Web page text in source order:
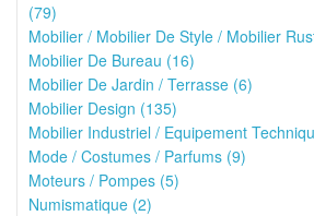
(79)
Mobilier / Mobilier De Style / Mobilier
Mobilier De Bureau (16)
Mobilier De Jardin / Terrasse (6)
Mobilier Design (135)
Mobilier Industriel / Equipement
Mode / Costumes / Parfums (9)
Moteurs / Pompes (5)
Numismatique (2)